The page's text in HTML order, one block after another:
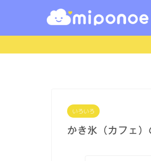
いろいろ
かき氷（カフェ